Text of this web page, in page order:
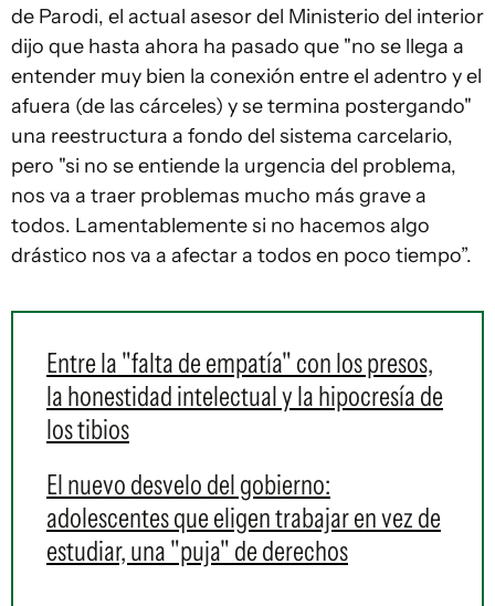
de Parodi, el actual asesor del Ministerio del interior
dijo que hasta ahora ha pasado que "no se llega a
entender muy bien la conexión entre el adentro y el
afuera (de las cárceles) y se termina postergando"
una reestructura a fondo del sistema carcelario,
pero "si no se entiende la urgencia del problema,
nos va a traer problemas mucho más grave a
todos. Lamentablemente si no hacemos algo
drástico nos va a afectar a todos en poco tiempo”.
Entre la "falta de empatía" con los presos,
la honestidad intelectual y la hipocresía de
los tibios
El nuevo desvelo del gobierno:
adolescentes que eligen trabajar en vez de
estudiar, una "puja" de derechos